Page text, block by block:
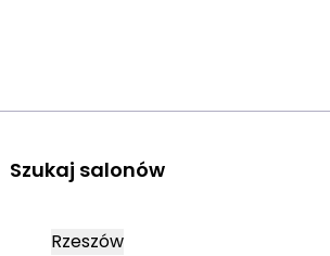
Szukaj salonów
Rzeszów